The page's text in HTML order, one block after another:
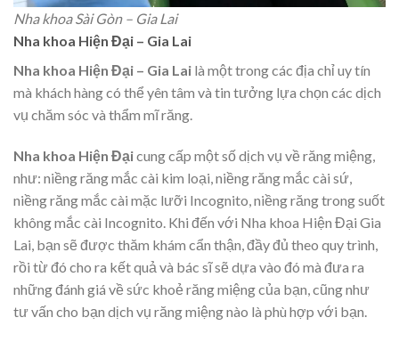
Nha khoa Sài Gòn – Gia Lai
Nha khoa Hiện Đại – Gia Lai
Nha khoa Hiện Đại – Gia Lai là một trong các địa chỉ uy tín
mà khách hàng có thể yên tâm và tin tưởng lựa chọn các dịch
vụ chăm sóc và thẩm mĩ răng.
Nha khoa Hiện Đạicung cấp một số dịch vụ về răng miệng,
như: niềng răng mắc cài kim loại, niềng răng mắc cài sứ,
niềng răng mắc cài mặc lưỡi Incognito, niềng răng trong suốt
không mắc cài Incognito. Khi đến với Nha khoa Hiện Đại Gia
Lai, bạn sẽ được thăm khám cẩn thận, đầy đủ theo quy trình,
rồi từ đó cho ra kết quả và bác sĩ sẽ dựa vào đó mà đưa ra
những đánh giá về sức khoẻ răng miệng của bạn, cũng như
tư vấn cho bạn dịch vụ răng miệng nào là phù hợp với bạn.